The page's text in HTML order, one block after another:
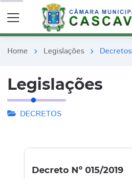
Home chevron_right Legislações chevron_right Decretos
Legislações
DECRETOS
Decreto Nº 015/2019